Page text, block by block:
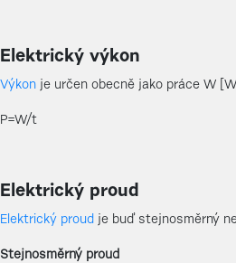
Elektrický výkon
Výkon je určen obecně jako práce W
P=W/t
Elektrický proud
Elektrický proud je buď stejnosměrný
Stejnosměrný proud